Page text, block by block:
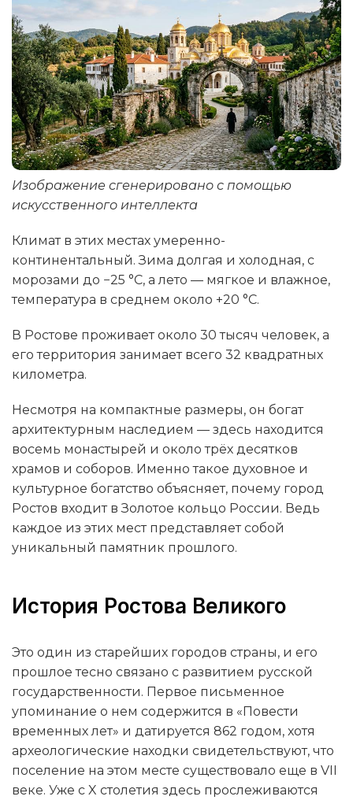
Изображение сгенерировано с помощью
искусственного интеллекта
Климат в этих местах умеренно-
континентальный. Зима долгая и холодная, с
морозами до −25 °C, а лето — мягкое и влажное,
температура в среднем около +20 °C.
В Ростове проживает около 30 тысяч человек, а
его территория занимает всего 32 квадратных
километра.
Несмотря на компактные размеры, он богат
архитектурным наследием — здесь находится
восемь монастырей и около трёх десятков
храмов и соборов. Именно такое духовное и
культурное богатство объясняет, почему город
Ростов входит в Золотое кольцо России. Ведь
каждое из этих мест представляет собой
уникальный памятник прошлого.
История Ростова Великого
Это один из старейших городов страны, и его
прошлое тесно связано с развитием русской
государственности. Первое письменное
упоминание о нем содержится в «Повести
временных лет» и датируется 862 годом, хотя
археологические находки свидетельствуют, что
поселение на этом месте существовало еще в VII
веке. Уже с X столетия здесь прослеживаются